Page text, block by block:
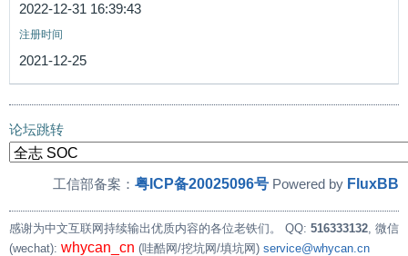
2022-12-31 16:39:43
注册时间
2021-12-25
论坛跳转
工信部备案： 粤ICP备20025096号 Powered by FluxBB
感谢为中文互联网持续输出优质内容的各位老铁们。 QQ: 516333132, 微信
(wechat): whycan_cn (哇酷网/挖坑网/填坑网) service@whycan.cn